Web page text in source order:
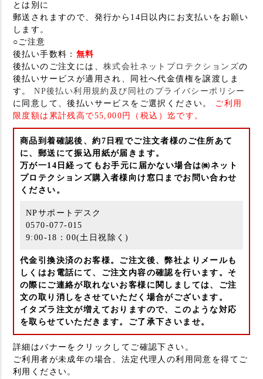
とは別に
郵送されますので、発行から14日以内にお支払いをお願い
します。
○ご注意
後払い手数料： 無料
後払いのご注文には、 株式会社ネットプロテクションズの
後払いサービスが適用され、同社へ代金債権を譲渡しま
す。NP後払い利用規約及び同社のプライバシーポリシー
に同意して、後払いサービスをご選択ください。 ご利用
限度額は累計残高で55,000円（税込）迄です。
商品到着確認後、約7日程でご注文者様のご住所あて
に、郵送にて振込用紙が届きます。
万が一14日経ってもお手元に届かない場合は㈱ネット
プロテクションズ購入者様向け窓口までお問い合わせ
ください。
NPサポートデスク
0570-077-015
9:00-18：00(土日祝除く)
代金引換決済のお客様。ご注文後、弊社よりメールも
しくはお電話にて、ご注文内容の確認を行います。そ
の際にご連絡が取れないお客様に関しましては、ご注
文の取り消しをさせていただく場合がございます。
イタズラ注文が増えておりますので、このような対応
を取らせていただきます。ご了承下さいませ。
詳細はバナーをクリックしてご確認下さい。
ご利用者が未成年の場合、法定代理人の利用同意を得てご
利用ください。